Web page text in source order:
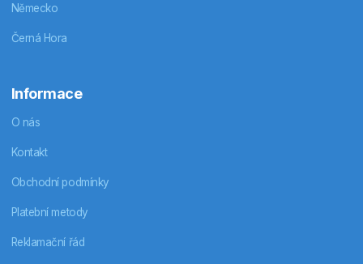
Německo
Černá Hora
Informace
O nás
Kontakt
Obchodní podmínky
Platební metody
Reklamační řád